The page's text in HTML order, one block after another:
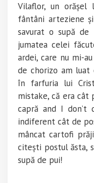
Vilaflor, un
fântâni arteziene
savurat o supă
jumatea celei
ardei, care nu mi-
de chorizo am luat
în farfuria lui
mistake, că era cât
capră and I don’t
indiferent cât de
mâncat cartofi
citești postul ăsta,
supă de pui!